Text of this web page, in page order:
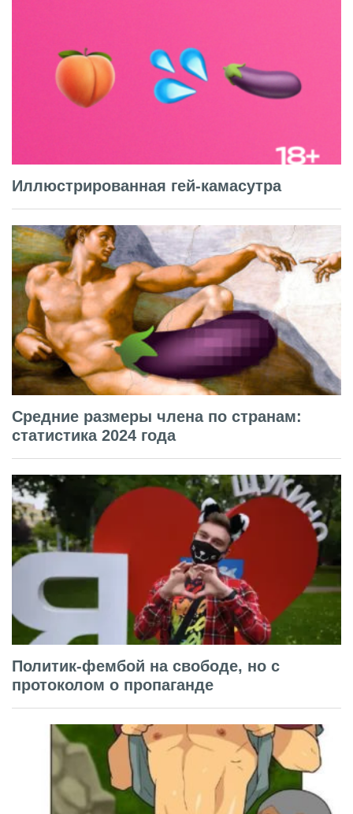
Иллюстрированная гей-камасутра
Средние размеры члена по странам:
статистика 2024 года
Политик-фембой на свободе, но с
протоколом о пропаганде